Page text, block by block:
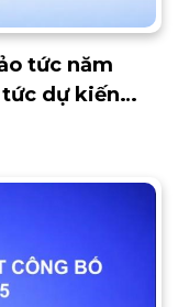
tức năm
dự kiến
thống